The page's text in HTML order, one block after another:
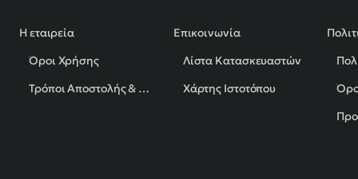
Η εταιρεία
Όροι Χρήσης
Τρόποι Αποστολής & Πληρωμής
Επικοινωνία
Λίστα Κατασκευαστών
Χάρτης Ιστοτόπου